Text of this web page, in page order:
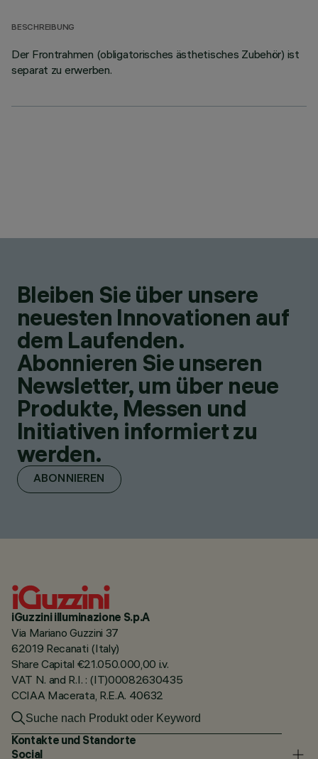
BESCHREIBUNG
Der Frontrahmen (obligatorisches ästhetisches Zubehör) ist
separat zu erwerben.
Bleiben Sie über unsere
neuesten Innovationen auf
dem Laufenden.
Abonnieren Sie unseren
Newsletter, um über neue
Produkte, Messen und
Initiativen informiert zu
werden.
ABONNIEREN
iGuzzini illuminazione S.p.A
Via Mariano Guzzini 37
62019 Recanati (Italy)
Share Capital €21.050.000,00 i.v.
VAT N. and R.I. : (IT)00082630435
CCIAA Macerata, R.E.A. 40632
Kontakte und Standorte
Social